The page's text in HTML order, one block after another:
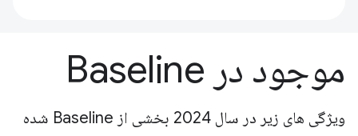
موجود در Baseline
ویژگی های زیر در سال 2024 بخشی از Baseline شده